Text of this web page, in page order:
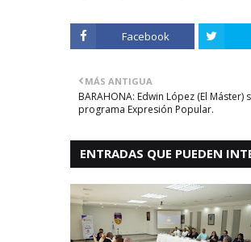
Facebook
MÁS ANTIGUA
BARAHONA: Edwin López (El
programa Expresión Popular.
ENTRADAS QUE PUEDEN